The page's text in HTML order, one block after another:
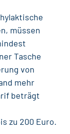
müssen
Tasche
von
mehr
beträgt
zu 200 Euro.